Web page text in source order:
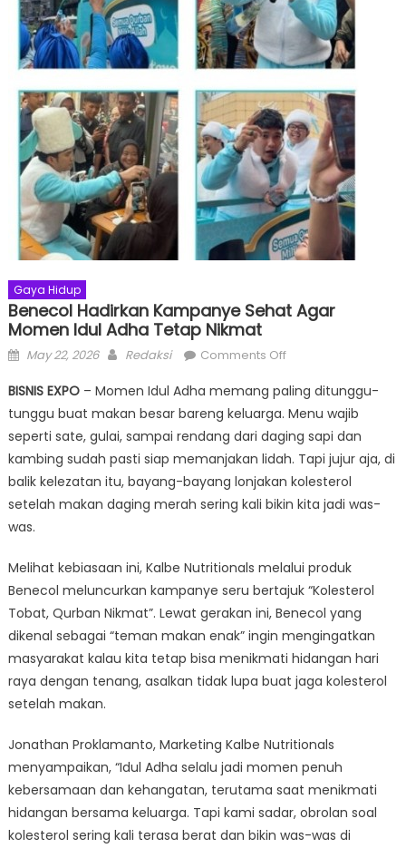
Gaya Hidup
Benecol Hadirkan Kampanye Sehat Agar
Momen Idul Adha Tetap Nikmat
Posted
May 22, 2026 Author
Redaksi Comments Offon
Hadirkan
Kampanye
Sehat
Agar
Momen
Idul
Nikmat
BISNIS EXPO– Momen Idul Adha memang paling ditunggu-
tunggu buat makan besar bareng keluarga. Menu wajib
seperti sate, gulai, sampai rendang dari daging sapi dan
kambing sudah pasti siap memanjakan lidah. Tapi jujur aja, di
balik kelezatan itu, bayang-bayang lonjakan kolesterol
setelah makan daging merah sering kali bikin kita jadi was-
was.
Melihat kebiasaan ini, Kalbe Nutritionals melalui produk
Benecol meluncurkan kampanye seru bertajuk “Kolesterol
Tobat, Qurban Nikmat”. Lewat gerakan ini, Benecol yang
dikenal sebagai “teman makan enak” ingin mengingatkan
masyarakat kalau kita tetap bisa menikmati hidangan hari
raya dengan tenang, asalkan tidak lupa buat jaga kolesterol
setelah makan.
Jonathan Proklamanto, Marketing Kalbe Nutritionals
menyampaikan, “Idul Adha selalu jadi momen penuh
kebersamaan dan kehangatan, terutama saat menikmati
hidangan bersama keluarga. Tapi kami sadar, obrolan soal
kolesterol sering kali terasa berat dan bikin was-was di